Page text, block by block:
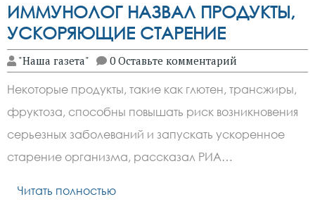
ИММУНОЛОГ НАЗВАЛ ПРОДУКТЫ,
УСКОРЯЮЩИЕ СТАРЕНИЕ
"Наша газета" 0 Оставьте комментарий
Некоторые продукты, такие как глютен, трансжиры,
фруктоза, способны повышать риск возникновения
серьезных заболеваний и запускать ускоренное
старение организма, рассказал РИА…
Читать полностью